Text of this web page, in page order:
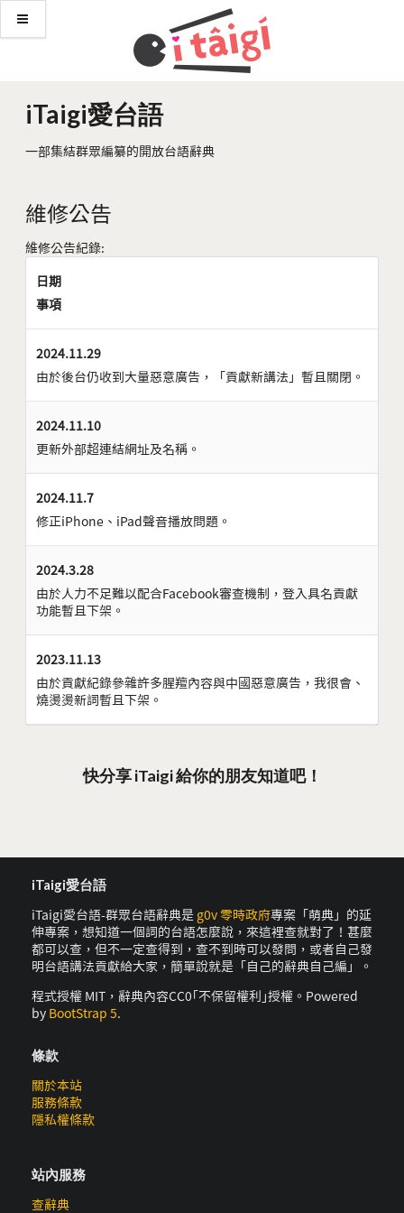
iTaigi愛台語
一部集結群眾編纂的開放台語辭典
維修公告
維修公告紀錄:
日期
事項
2024.11.29
由於後台仍收到大量惡意廣告，「貢獻新講法」暫且關閉。
2024.11.10
更新外部超連結網址及名稱。
2024.11.7
修正iPhone、iPad聲音播放問題。
2024.3.28
由於人力不足難以配合Facebook審查機制，登入具名貢獻
功能暫且下架。
2023.11.13
由於貢獻紀錄參雜許多腥羶內容與中國惡意廣告，我很會、
燒燙燙新詞暫且下架。
快分享 iTaigi 給你的朋友知道吧！
iTaigi愛台語
iTaigi愛台語-群眾台語辭典是 g0v 零時政府專案「萌典」的延
伸專案，想知道一個詞的台語怎麼說，來這裡查就對了！甚麼
都可以查，但不一定查得到，查不到時可以發問，或者自己發
明台語講法貢獻給大家，簡單說就是「自己的辭典自己編」。
程式授權 MIT，辭典內容CC0｢不保留權利｣授權。Powered
by BootStrap 5.
條款
關於本站
服務條款
隱私權條款
站內服務
查辭典